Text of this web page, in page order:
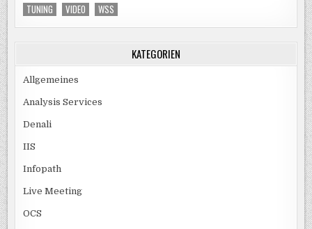
TUNING
VIDEO WSS
KATEGORIEN
Allgemeines
Analysis Services
Denali
IIS
Infopath
Live Meeting
OCS